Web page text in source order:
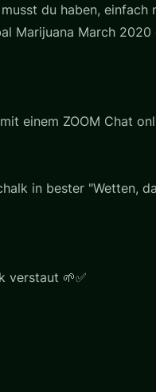
du haben, einfach
Marijuana March 2020
einem ZOOM Chat
in bester "Wetten,
verstaut 🌱✅